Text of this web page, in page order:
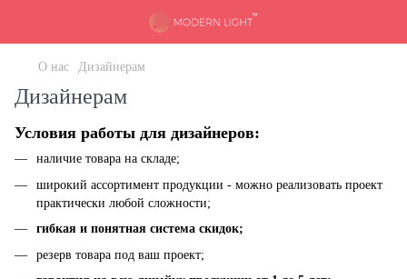
О нас Дизайнерам
Дизайнерам
Условия работы для дизайнеров:
наличие товара на складе;
широкий ассортимент продукции - можно реализовать проект
практически любой сложности;
гибкая и понятная система скидок;
резерв товара под ваш проект;